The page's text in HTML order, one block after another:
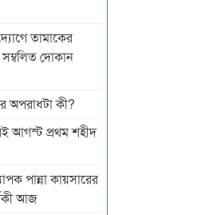
তামাকের
দোকান
অপরাধটা কী?
আগস্ট প্রথম শহীদ
পান্না কায়সারের
আজ